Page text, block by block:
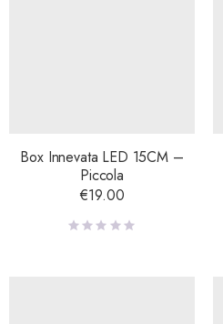
Box Innevata LED 15CM –
Piccola
€19.00